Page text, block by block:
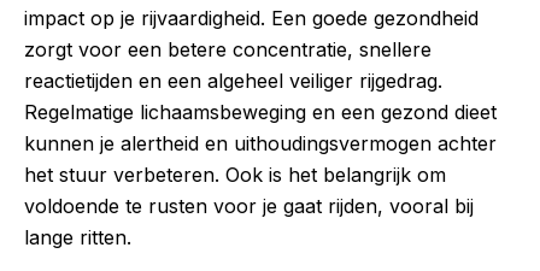
impact op je rijvaardigheid. Een goede gezondheid
zorgt voor een betere concentratie, snellere
reactietijden en een algeheel veiliger rijgedrag.
Regelmatige lichaamsbeweging en een gezond dieet
kunnen je alertheid en uithoudingsvermogen achter
het stuur verbeteren. Ook is het belangrijk om
voldoende te rusten voor je gaat rijden, vooral bij
lange ritten.